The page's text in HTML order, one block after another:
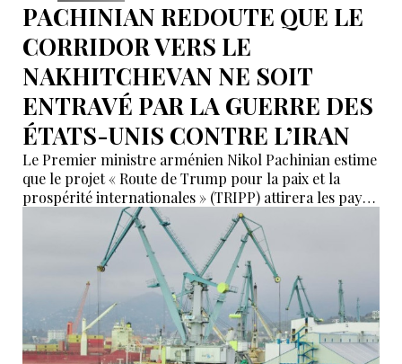
PACHINIAN REDOUTE QUE LE
CORRIDOR VERS LE
NAKHITCHEVAN NE SOIT
ENTRAVÉ PAR LA GUERRE DES
ÉTATS-UNIS CONTRE L’IRAN
Le Premier ministre arménien Nikol Pachinian estime
que le projet « Route de Trump pour la paix et la
prospérité internationales » (TRIPP) attirera les pays
de la région, mais il a également déclaré que
l’instabilité régionale pourrait entraver sa mise en